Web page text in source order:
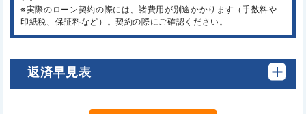
※実際のローン契約の際には、諸費用が別途かかります（手数料や
印紙税、保証料など）。契約の際にご確認ください。
返済早見表